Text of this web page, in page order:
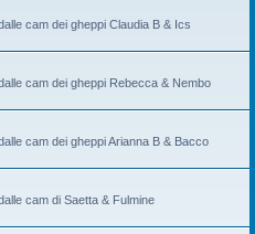
cam dei gheppi Claudia B & Ics
cam dei gheppi Rebecca & Nembo
cam dei gheppi Arianna B & Bacco
cam di Saetta & Fulmine